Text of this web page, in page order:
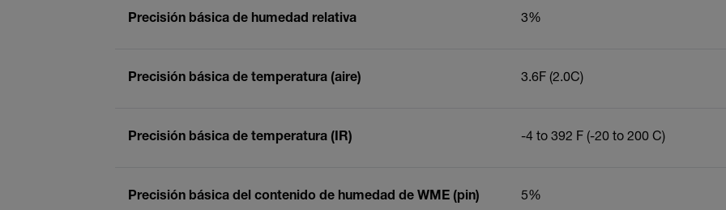
Precisión básica de humedad relativa 3%
Precisión básica de temperatura (aire) 3.6F (2.0C)
Precisión básica de temperatura (IR) -4 to 392 F (-20 to 200 C)
Precisión básica del contenido de humedad de WME (pin) 5%